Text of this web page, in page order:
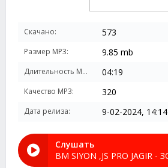
Скачано: 573
Размер MP3: 9.85 mb
Длительность MP3: 04:19
Качество MP3: 320
Дата релиза: 9-02-2024, 14:14
Слушать